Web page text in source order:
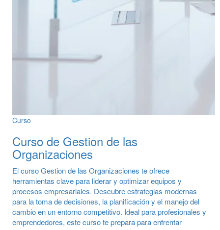
Curso
Curso de Gestion de las
Organizaciones
El curso Gestion de las Organizaciones te ofrece
herramientas clave para liderar y optimizar equipos y
procesos empresariales. Descubre estrategias modernas
para la toma de decisiones, la planificación y el manejo del
cambio en un entorno competitivo. Ideal para profesionales y
emprendedores, este curso te prepara para enfrentar